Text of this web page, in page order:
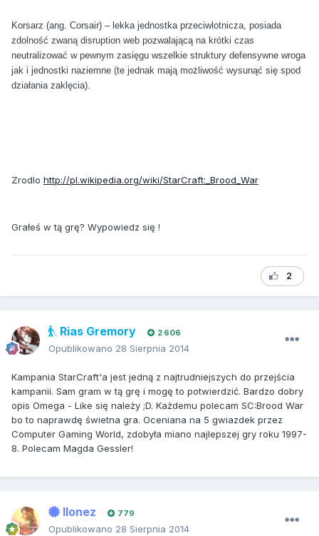
Korsarz (ang. Corsair) – lekka jednostka przeciwlotnicza, posiada
zdolność zwaną disruption web pozwalającą na krótki czas
neutralizować w pewnym zasięgu wszelkie struktury defensywne wroga
jak i jednostki naziemne (te jednak mają możliwość wysunąć się spod
działania zaklęcia).
Zrodlo http://pl.wikipedia.org/wiki/StarCraft:_Brood_War
Grałeś w tą grę? Wypowiedz się !
2
Rias Gremory 2 606
Opublikowano 28 Sierpnia 2014
Kampania StarCraft'a jest jedną z najtrudniejszych do przejścia
kampanii. Sam gram w tą grę i mogę to potwierdzić. Bardzo dobry
opis Omega - Like się należy ;D. Każdemu polecam SC:Brood War
bo to naprawdę świetna gra. Oceniana na 5 gwiazdek przez
Computer Gaming World, zdobyła miano najlepszej gry roku 1997-
8. Polecam Magda Gessler!
Ilonez 779
Opublikowano 28 Sierpnia 2014